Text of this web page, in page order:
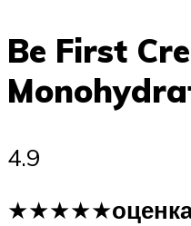
Be First
4.9
★★★★★